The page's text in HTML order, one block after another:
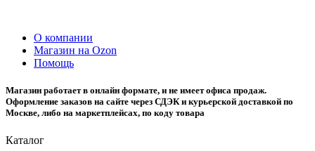
О компании
Магазин на Ozon
Помощь
Магазин работает в онлайн формате, и не имеет офиса продаж.
Оформление заказов на сайте через СДЭК и курьерской доставкой по
Москве, либо на маркетплейсах, по коду товара
Каталог